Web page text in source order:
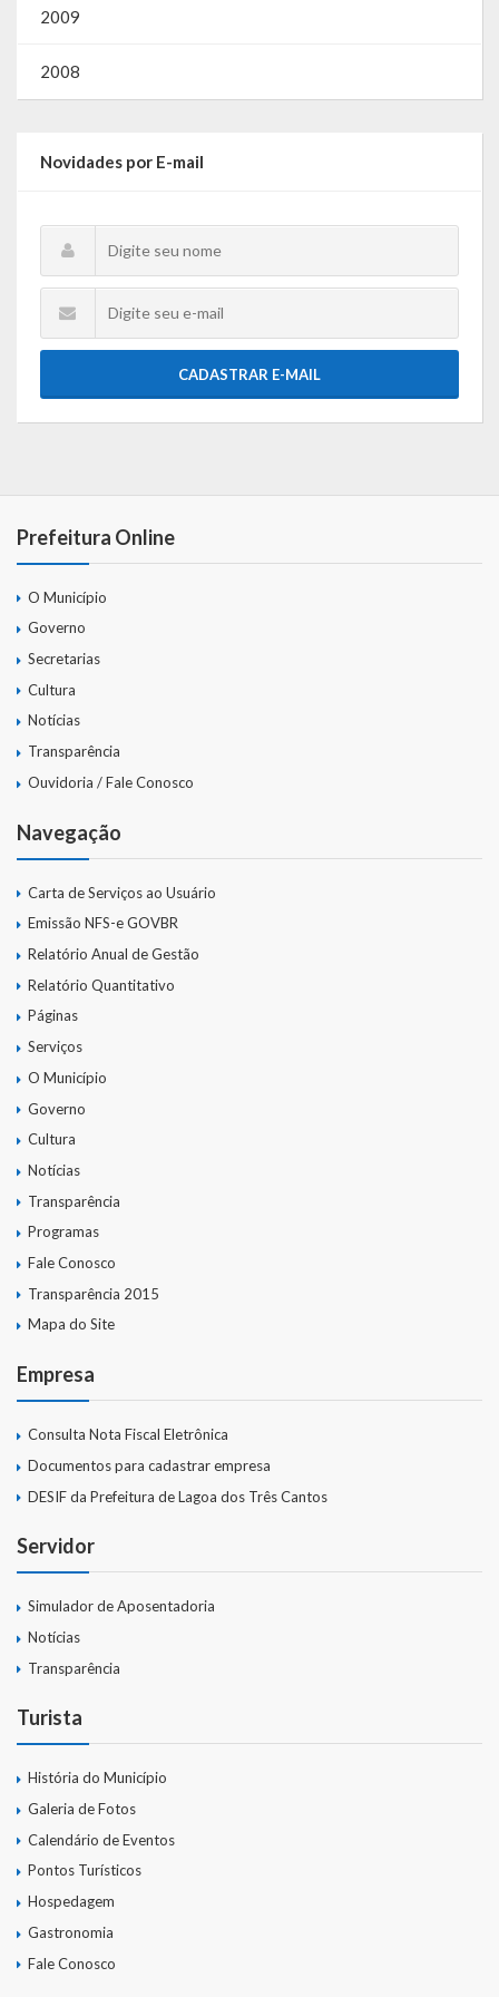
Webmail
2009
2008
Novidades por E-mail
CADASTRAR E-MAIL
Prefeitura Online
O Município
Governo
Secretarias
Cultura
Notícias
Transparência
Ouvidoria / Fale Conosco
Navegação
Carta de Serviços ao Usuário
Emissão NFS-e GOVBR
Relatório Anual de Gestão
Relatório Quantitativo
Páginas
Serviços
O Município
Governo
Cultura
Notícias
Transparência
Programas
Fale Conosco
Transparência 2015
Mapa do Site
Empresa
Consulta Nota Fiscal Eletrônica
Documentos para cadastrar empresa
DESIF da Prefeitura de Lagoa dos Três Cantos
Servidor
Simulador de Aposentadoria
Notícias
Transparência
Turista
História do Município
Galeria de Fotos
Calendário de Eventos
Pontos Turísticos
Hospedagem
Gastronomia
Fale Conosco